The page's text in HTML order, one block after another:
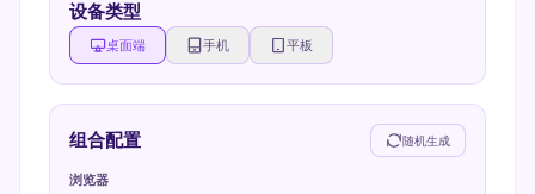
设备类型
桌面端 手机 平板
组合配置 随机生成
浏览器